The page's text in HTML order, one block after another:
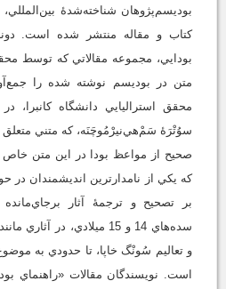
بوديسم‌پژوهان شناخته‌شدۀ
کتاب و مقاله منتشر شده است.
بودايي، مجموعه مقالاتي که توسط
متن در بوديسم نوشته شده را
محقق استراليايي دانشگاه کانبرا،
سوُتْرَۀ سَمْ‌هي‌نيرْمُوچَنَه، که متني
صحيح از مواعظ بودا در اين متن
که يکي از نامدارترين انديشمندان در
بر تصحيح و ترجمۀ آثار
سده‌هاي 14 و 15 ميلادي،
و تعاليم سُونْگ خاپا، تا حدودي به
است. نويسندگان مقالات «راهنماي